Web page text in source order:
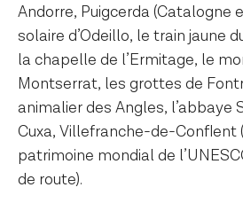
Andorre, Puigcerda (Catalogne
solaire d’Odeillo, le train jaune
la chapelle de l’Ermitage, le
Montserrat, les grottes de
animalier des Angles,
Cuxa, Villefranche-de-Conflent
patrimoine mondial de
de route).